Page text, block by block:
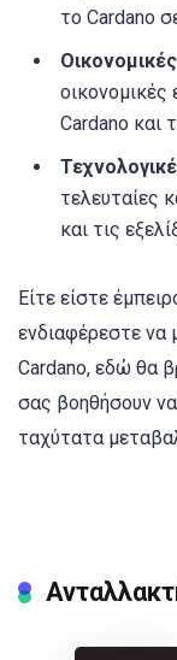
το Cardano
οικονομικές
Cardano και
τελευταίες
και τις
Είτε είστε
ενδιαφέρεστε να
Cardano, εδώ θα
σας βοηθήσουν
ταχύτατα